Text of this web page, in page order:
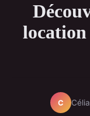
C Célia